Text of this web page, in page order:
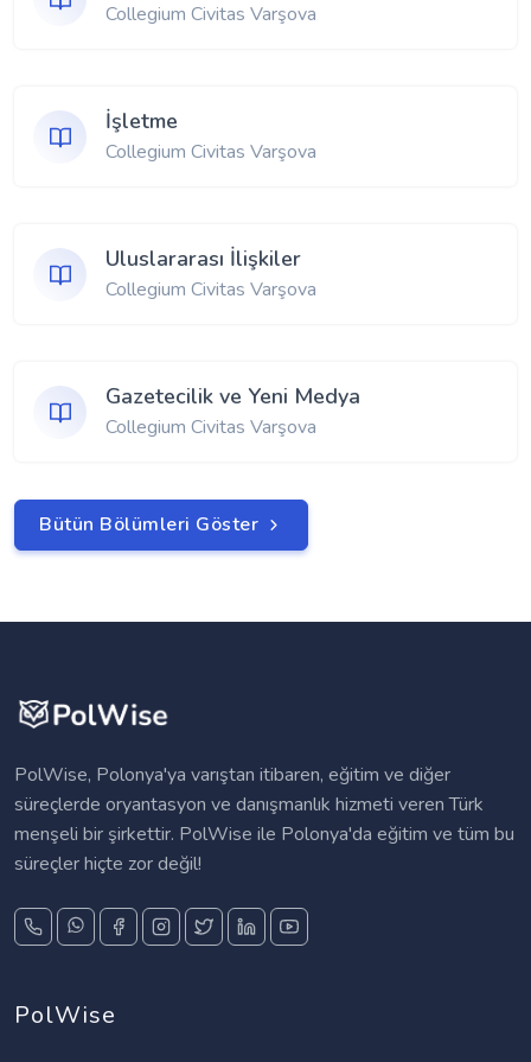
Collegium Civitas Varşova
İşletme
Collegium Civitas Varşova
Uluslararası İlişkiler
Collegium Civitas Varşova
Gazetecilik ve Yeni Medya
Collegium Civitas Varşova
Bütün Bölümleri Göster
PolWise, Polonya'ya varıştan itibaren, eğitim ve diğer
süreçlerde oryantasyon ve danışmanlık hizmeti veren Türk
menşeli bir şirkettir. PolWise ile Polonya'da eğitim ve tüm bu
süreçler hiçte zor değil!
PolWise